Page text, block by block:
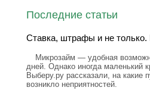
Последние статьи
Ставка, штрафы и не
Микрозайм — удобная
дней. Однако иногда маленький
Выберу.ру рассказали, на
возникло неприятностей.